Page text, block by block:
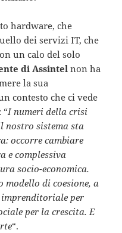
hardware, che
dei servizi IT, che
un calo del solo
di Assintel non ha
la sua
contesto che ci vede
“I numeri della crisi
nostro sistema sta
occorre cambiare
e complessiva
socio-economica.
modello di coesione, a
per
per la crescita. E
“.